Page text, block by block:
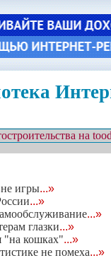
игры...»
...»
...»
глазки...»
"на кошках"...»
не помеха...»